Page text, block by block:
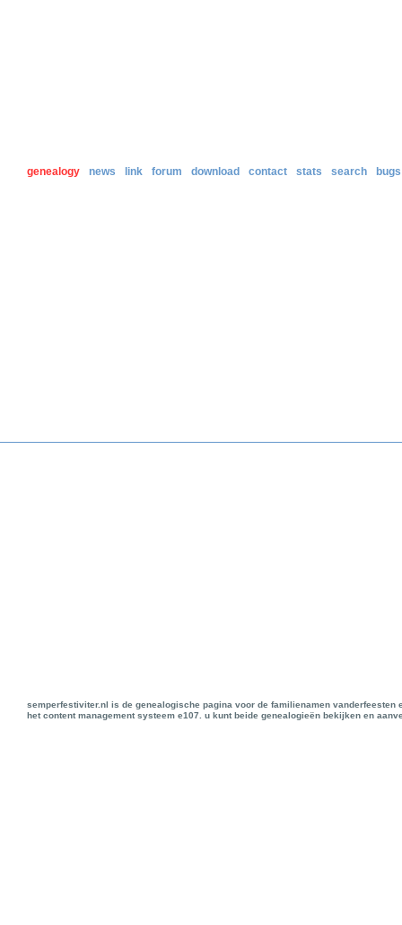
genealogy news link forum download contact stats search bugs
semperfestiviter.nl is de genealogische pagina voor de familienamen
het content management systeem e107. u kunt beide genealogieën bekijken en